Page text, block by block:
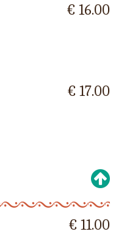
€ 16.00
€ 17.00
€ 11.00